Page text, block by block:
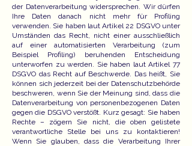
der Datenverarbeitung widersprechen. Wir dürfen
Ihre Daten danach nicht mehr für Profiling
verwenden. Sie haben laut Artikel 22 DSGVO unter
Umständen das Recht, nicht einer ausschließlich
auf einer automatisierten Verarbeitung (zum
Beispiel Profiling) beruhenden Entscheidung
unterworfen zu werden. Sie haben laut Artikel 77
DSGVO das Recht auf Beschwerde. Das heißt, Sie
können sich jederzeit bei der Datenschutzbehörde
beschweren, wenn Sie der Meinung sind, dass die
Datenverarbeitung von personenbezogenen Daten
gegen die DSGVO verstößt. Kurz gesagt: Sie haben
Rechte – zögern Sie nicht, die oben gelistete
verantwortliche Stelle bei uns zu kontaktieren!
Wenn Sie glauben, dass die Verarbeitung Ihrer